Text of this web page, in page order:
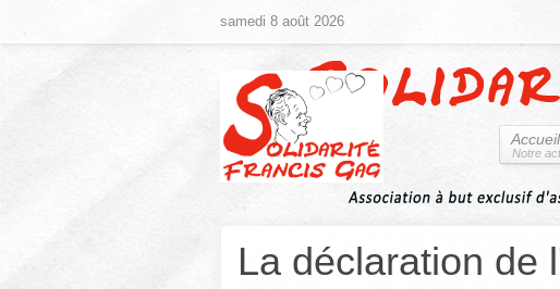
samedi 8 août 2026
Accueil
Notre
La déclaration de